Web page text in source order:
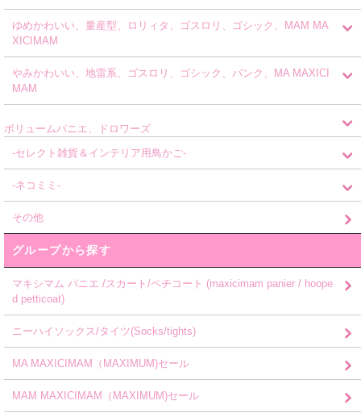
ゆめかわいい、量産型、ロリィタ、ゴスロリ、ゴシック、MAM MA
XICIMAM
やみかわいい、地雷系、ゴスロリ、ゴシック、パンク、MA MAXICI
MAM
ボリュームパニエ、ドロワーズ
-セレクト雑貨＆インテリア用鳥かご-
-ネコミミ-
その他
グループから探す
マキシマム パニエ /スカート/ペチコート (maxicimam panier / hoope
d petticoat)
ニーハイソックス/タイツ(Socks/tights)
MA MAXICIMAM（MAXIMUM)セール
MAM MAXICIMAM（MAXIMUM)セール